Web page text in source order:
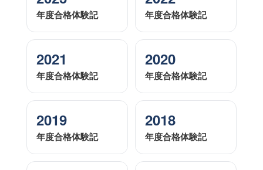
年度合格体験記 年度合格体験記
2021
年度合格体験記
2020
年度合格体験記
2019
年度合格体験記
2018
年度合格体験記